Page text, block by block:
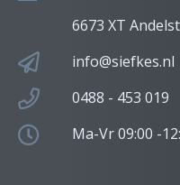
6673 XT Andelst
info@siefkes.nl
0488 - 453 019
Ma-Vr 09:00 -